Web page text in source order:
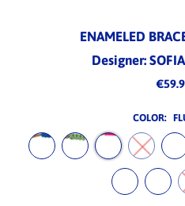
ENAMELED
Designer:
COLOR: